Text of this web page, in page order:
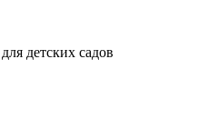
детских садов